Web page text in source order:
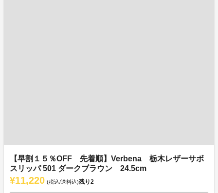
【早割１５％OFF 先着順】Verbena 栃木レザーサボ
スリッパ 501 ダークブラウン 24.5cm
¥11,220 (税込/送料込)残り2